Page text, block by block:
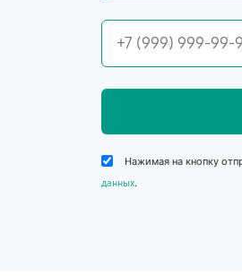
Нажимая на кнопку
данных.